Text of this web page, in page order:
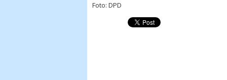
Foto: DPD